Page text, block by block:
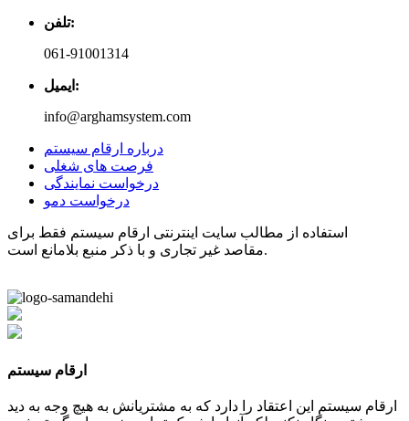
تلفن:
061-91001314
ایمیل:
info@arghamsystem.com
درباره ارقام سیستم
فرصت های شغلی
درخواست نمایندگی
درخواست دمو
استفاده از مطالب سایت اینترنتی ارقام سیستم فقط برای
مقاصد غیر تجاری و با ذکر منبع بلامانع است.
ارقام سیستم
ارقام سیستم این اعتقاد را دارد که به مشتریانش به هیچ وجه به دید